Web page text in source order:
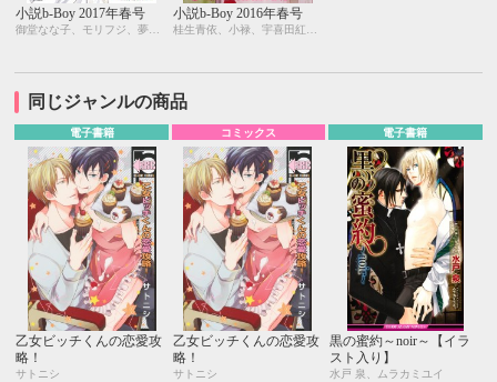
小説b-Boy 2017年春号 小説b-Boy 2016年春号
同じジャンルの商品
電子書籍
乙女ビッチくんの恋愛攻
略！
サトニシ
コミックス
乙女ビッチくんの恋愛攻
略！
サトニシ
電子書籍
黒の蜜約～noir～【イラ
スト入り】
水戸 泉、ムラカミユイ